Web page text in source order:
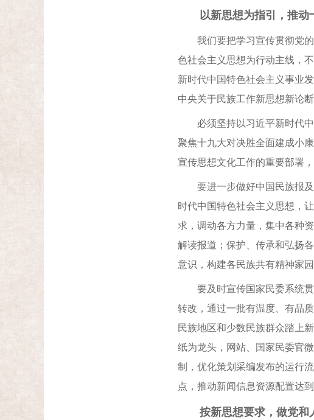
以新思想为指引，推动
我们要把学习宣传贯彻党的
色社会主义思想为行动主线，
新时代中国特色社会主义事业
中央关于民族工作新思想新论
必须坚持以习近平新时代中
聚焦十九大对决胜全面建成小
宣传思想文化工作的重要部署
要进一步做好中国民族报及
时代中国特色社会主义思想，
求，调动各方力量，集中各种
解读报道；保护、传承和弘扬
意识，构建各民族共有精神家园
要及时宣传国家民委系统贯
转改，通过一批有温度、有品
民族地区和少数民族群众踏上
纸为龙头，网站、国家民委官
制，优化策划采编发布的运行
点，推动新闻信息资源配置达
按新思想要求，做党和